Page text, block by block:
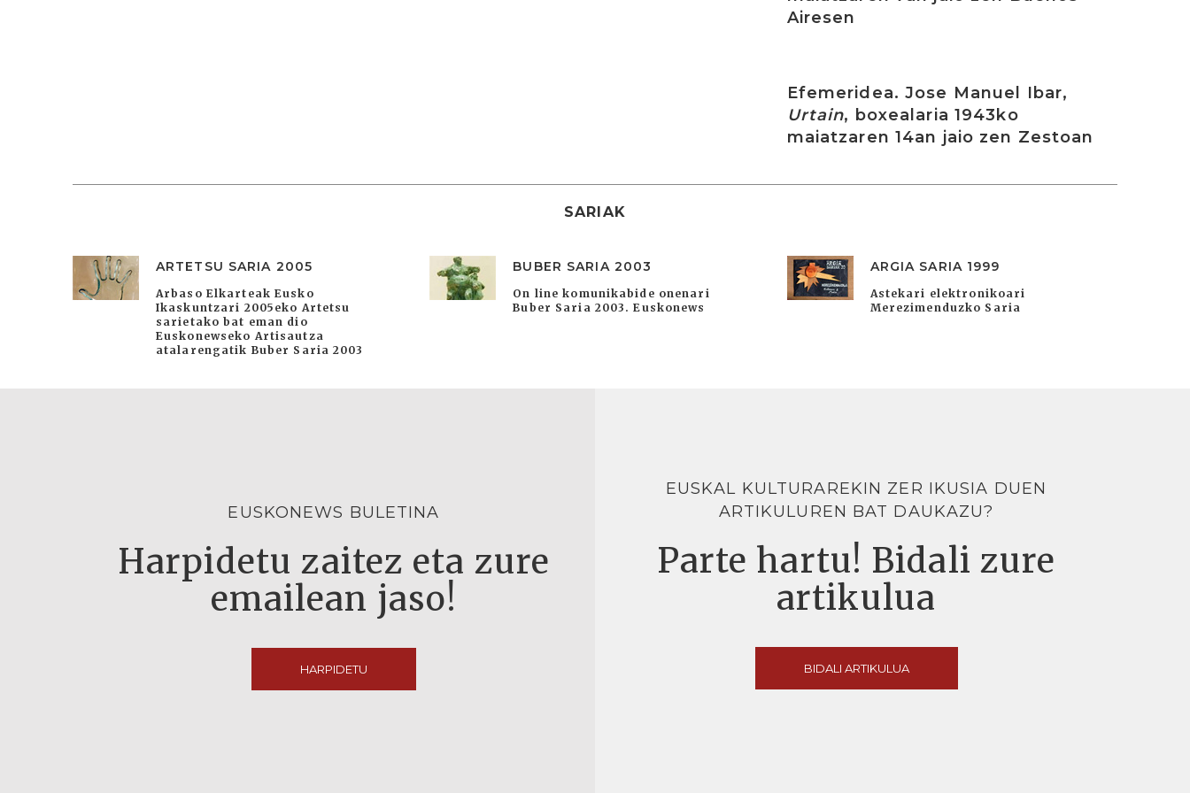
Airesen
Efemeridea. Jose Manuel Ibar,
Urtain, boxealaria 1943ko
maiatzaren 14an jaio zen Zestoan
SARIAK
ARTETSU SARIA 2005
Arbaso Elkarteak Eusko
Ikaskuntzari 2005eko Artetsu
sarietako bat eman dio
Euskonewseko Artisautza
atalarengatik Buber Saria 2003
BUBER SARIA 2003
On line komunikabide onenari
Buber Saria 2003. Euskonews
ARGIA SARIA 1999
Astekari elektronikoari
Merezimenduzko Saria
EUSKONEWS BULETINA
Harpidetu zaitez eta zure
emailean jaso!
HARPIDETU
EUSKAL KULTURAREKIN ZER IKUSIA DUEN
ARTIKULUREN BAT DAUKAZU?
Parte hartu! Bidali zure
artikulua
BIDALI ARTIKULUA